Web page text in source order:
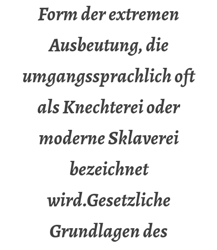
Form der extremen
Ausbeutung, die
umgangssprachlich oft
als Knechterei oder
moderne Sklaverei
bezeichnet
wird.Gesetzliche
Grundlagen des